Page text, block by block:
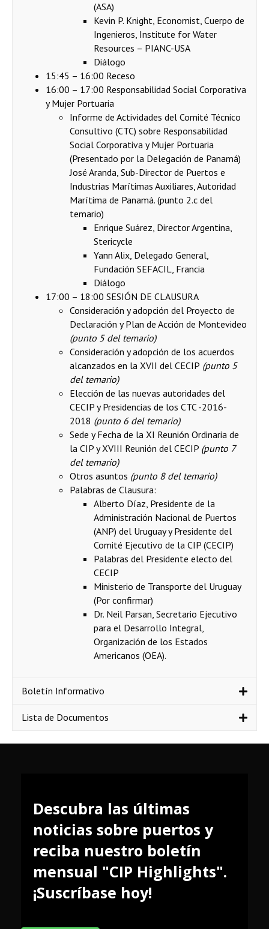
(ASA)
Kevin P. Knight, Economist, Cuerpo de
Ingenieros, Institute for Water
Resources – PIANC-USA
Diálogo
15:45 – 16:00 Receso
16:00 – 17:00 Responsabilidad Social Corporativa
y Mujer Portuaria
Informe de Actividades del Comité Técnico
Consultivo (CTC) sobre Responsabilidad
Social Corporativa y Mujer Portuaria
(Presentado por la Delegación de Panamá)
José Aranda, Sub-Director de Puertos e
Industrias Marítimas Auxiliares, Autoridad
Marítima de Panamá. (punto 2.c del
temario)
Enrique Suárez, Director Argentina,
Stericycle
Yann Alix, Delegado General,
Fundación SEFACIL, Francia
Diálogo
17:00 – 18:00 SESIÓN DE CLAUSURA
Consideración y adopción del Proyecto de
Declaración y Plan de Acción de Montevideo
(punto 5 del temario)
Consideración y adopción de los acuerdos
alcanzados en la XVII del CECIP (punto 5
del temario)
Elección de las nuevas autoridades del
CECIP y Presidencias de los CTC -2016-
2018 (punto 6 del temario)
Sede y Fecha de la XI Reunión Ordinaria de
la CIP y XVIII Reunión del CECIP (punto 7
del temario)
Otros asuntos (punto 8 del temario)
Palabras de Clausura:
Alberto Díaz, Presidente de la
Administración Nacional de Puertos
(ANP) del Uruguay y Presidente del
Comité Ejecutivo de la CIP (CECIP)
Palabras del Presidente electo del
CECIP
Ministerio de Transporte del Uruguay
(Por confirmar)
Dr. Neil Parsan, Secretario Ejecutivo
para el Desarrollo Integral,
Organización de los Estados
Americanos (OEA).
Boletín Informativo
Lista de Documentos
Descubra las últimas
noticias sobre puertos y
reciba nuestro boletín
mensual "CIP Highlights".
¡Suscríbase hoy!